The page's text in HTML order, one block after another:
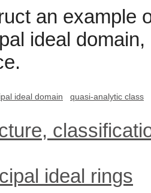
an example
ideal
ideal domain
quasi-analytic class
ideal rings